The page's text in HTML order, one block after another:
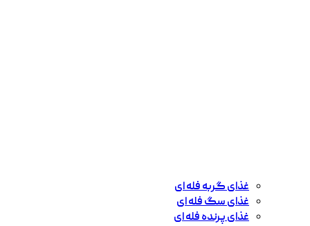
غذای گربه فله ای
غذای سگ فله ای
غذای پرنده فله ای